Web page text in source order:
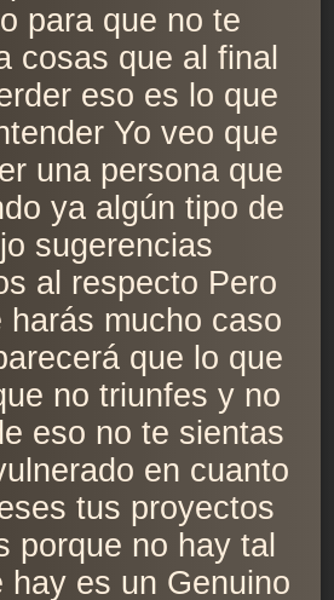
para que no te
cosas que al final
eso es lo que
Yo veo que
una persona que
ya algún tipo de
sugerencias
al respecto Pero
harás mucho caso
que lo que
no triunfes y no
eso no te sientas
en cuanto
tus proyectos
porque no hay tal
hay es un Genuino